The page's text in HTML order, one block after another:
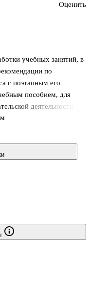
учебных занятий, в
по
с поэтапным его
пособием, для
деятельности
Оценить